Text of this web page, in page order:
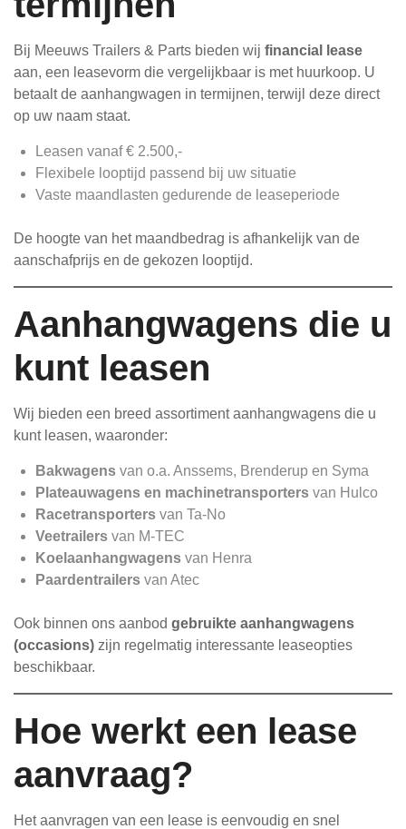
Bij Meeuws Trailers & Parts bieden wij financial lease
aan, een leasevorm die vergelijkbaar is met huurkoop. U
betaalt de aanhangwagen in termijnen, terwijl deze direct
op uw naam staat.
Leasen vanaf € 2.500,-
Flexibele looptijd passend bij uw situatie
Vaste maandlasten gedurende de leaseperiode
De hoogte van het maandbedrag is afhankelijk van de
aanschafprijs en de gekozen looptijd.
Aanhangwagens die u
kunt leasen
Wij bieden een breed assortiment aanhangwagens die u
kunt leasen, waaronder:
Bakwagens van o.a. Anssems, Brenderup en Syma
Plateauwagens en machinetransporters van Hulco
Racetransporters van Ta-No
Veetrailers van M-TEC
Koelaanhangwagens van Henra
Paardentrailers van Atec
Ook binnen ons aanbod gebruikte aanhangwagens
(occasions) zijn regelmatig interessante leaseopties
beschikbaar.
Hoe werkt een lease
aanvraag?
Het aanvragen van een lease is eenvoudig en snel